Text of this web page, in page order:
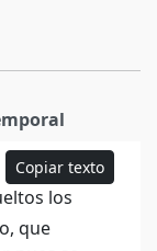
Copiar texto
los
que